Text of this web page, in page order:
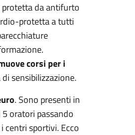
da antifurto
protetta a tutti
corsi per i
sensibilizzazione.
. Sono presenti in
oratori passando
centri sportivi. Ecco